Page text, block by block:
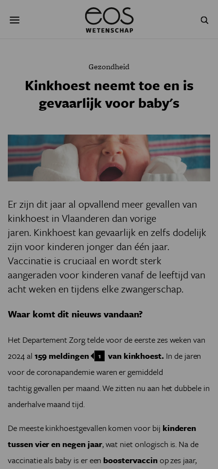
naar
NATUURWETENSCHAPPEN GESCHIEDENIS
PODCAST AGENDA
JONGE UITDAGERS
Gezondheid
Kinkhoest neemt toe en is
gevaarlijk voor baby's
Er zijn dit jaar al opvallend meer gevallen van
kinkhoest in Vlaanderen dan vorige
jaren. Kinkhoest kan gevaarlijk en zelfs dodelijk
zijn voor kinderen jonger dan één jaar.
Vaccinatie is cruciaal en wordt sterk
aangeraden voor kinderen vanaf de leeftijd van
acht weken en tijdens elke zwangerschap.
Waar komt dit nieuws vandaan?
Het Departement Zorg telde voor de eerste zes weken van
2024 al 159 meldingen 1 van kinkhoest. In de jaren
voor de coronapandemie waren er gemiddeld
tachtig gevallen per maand. We zitten nu aan het dubbele in
anderhalve maand tijd.
De meeste kinkhoestgevallen komen voor bij kinderen
tussen vier en negen jaar, wat niet onlogisch is. Na de
vaccinatie als baby is er een boostervaccinop zes jaar,